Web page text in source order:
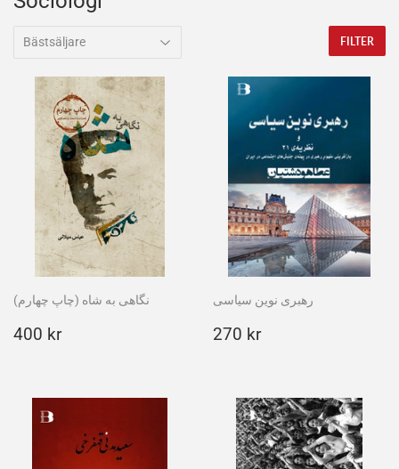
FILTER
نگاهی به شاه (چاپ چهارم)
Ordinarie
400 kr400
رهبری نوین سیاسی
Ordinarie
270 kr270